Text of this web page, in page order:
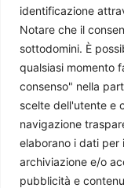
identificazione
Notare che il
sottodomini. È
qualsiasi momento
consenso" nella
scelte dell'utente e
navigazione
elaborano i dati per
archiviazione e/o
pubblicità e
Il tappo che vola. La
narrativa in crisi
Redazione - 6 Luglio 2026